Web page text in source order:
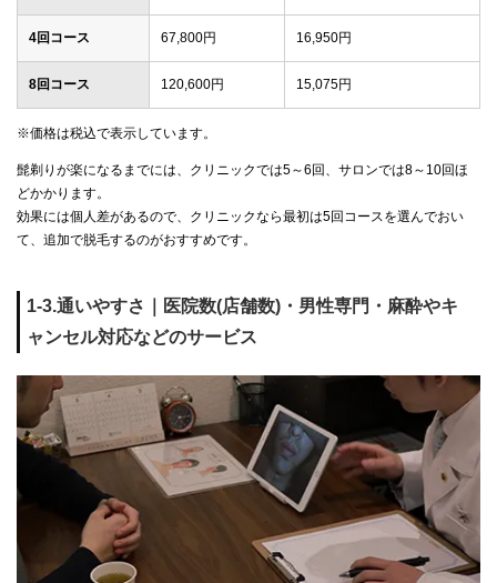
4回コース 67,800円 16,950円
8回コース 120,600円 15,075円
※価格は税込で表示しています。
髭剃りが楽になるまでには、クリニックでは5～6回、サロンでは8～10回ほ
どかかります。
効果には個人差があるので、クリニックなら最初は5回コースを選んでおい
て、追加で脱毛するのがおすすめです。
1-3.通いやすさ｜医院数(店舗数)・男性専門・麻酔やキ
ャンセル対応などのサービス